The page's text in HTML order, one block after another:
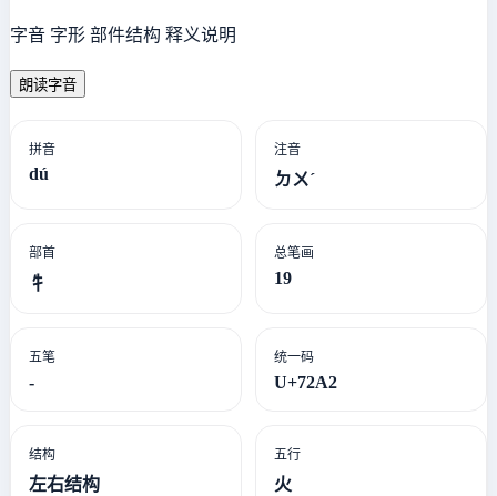
字音 字形 部件结构 释义说明
朗读字音
拼音
dú
注音
ㄉㄨˊ
部首
牜
总笔画
19
五笔
-
统一码
U+72A2
结构
左右结构
五行
火